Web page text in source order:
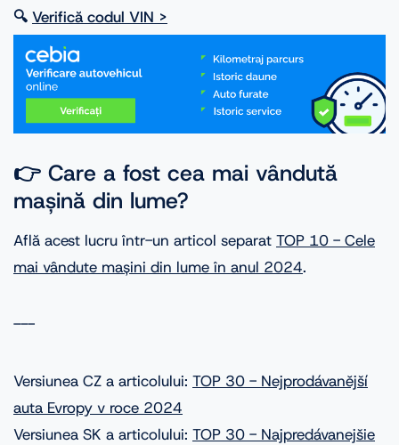
🔍 Verifică codul VIN >
👉 Care a fost cea mai vândută
mașină din lume?
Află acest lucru într-un articol separat TOP 10 - Cele
mai vândute mașini din lume în anul 2024.
---
Versiunea CZ a articolului: TOP 30 - Nejprodávanější
auta Evropy v roce 2024
Versiunea SK a articolului: TOP 30 - Najpredávanejšie